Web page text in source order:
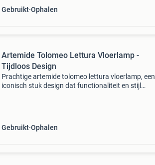
Gebruikt Ophalen
Artemide Tolomeo Lettura Vloerlamp -
Tijdloos Design
Prachtige artemide tolomeo lettura vloerlamp, een
iconisch stuk design dat functionaliteit en stijl
Gebruikt Ophalen